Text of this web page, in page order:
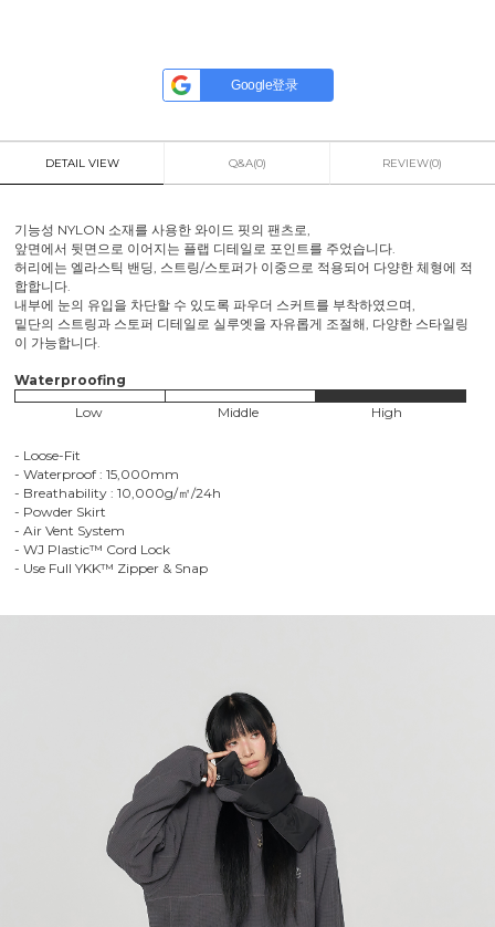
Google登录
DETAIL VIEW Q&A(0) REVIEW(0)
기능성 NYLON 소재를 사용한 와이드 핏의 팬츠로,
앞면에서 뒷면으로 이어지는 플랩 디테일로 포인트를 주었습니다.
허리에는 엘라스틱 밴딩, 스트링/스토퍼가 이중으로 적용되어 다양한 체형에 적
합합니다.
내부에 눈의 유입을 차단할 수 있도록 파우더 스커트를 부착하였으며,
밑단의 스트링과 스토퍼 디테일로 실루엣을 자유롭게 조절해, 다양한 스타일링
이 가능합니다.
Waterproofing
Low
Middle High
- Loose-Fit
- Waterproof : 15,000mm
- Breathability : 10,000g/㎡/24h
- Powder Skirt
- Air Vent System
- WJ Plastic™ Cord Lock
- Use Full YKK™ Zipper & Snap